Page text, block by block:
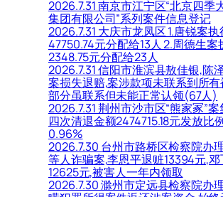
2026.7.31 南京市江宁区“北京四季
集团有限公司”系列案件信息登记
2026.7.31 大庆市龙凤区 1.唐锐案执
47750.74元分配给13人 2.周德生案
2348.75元分配给23人
2026.7.31 信阳市淮滨县敖佳银,陈
案损失退赔,案涉款项未联系到所
部分虽联系但未能正常认领(67人)
2026.7.31 荆州市沙市区“熊家冢”
四次清退金额2474715.18元发放比
0.96%
2026.7.30 台州市路桥区检察院办
等人诈骗案,李恩平退赃13394元,
12625元,被害人一年内领取
2026.7.30 滁州市定远县检察院办